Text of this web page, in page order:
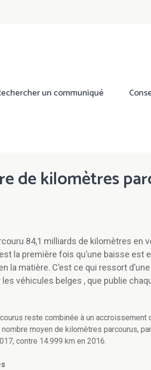
un communiqué
de kilomètres
84,1 milliards de kilomètres en
la première fois qu’une baisse est
la matière. C’est ce qui ressort
véhicules belges , que publie
reste combinée à un accroissement
moyen de kilomètres parcourus,
contre 14.999 km en 2016.